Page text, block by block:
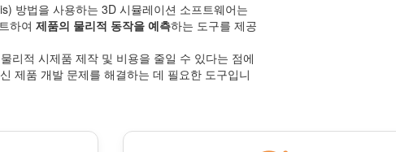
방법을 사용하는 3D 시뮬레이션 소프트웨어는
하여 제품의 물리적 동작을 예측하는 도구를 제공
리적 시제품 제작 및 비용을 줄일 수 있다는 점에
제품 개발 문제를 해결하는 데 필요한 도구입니